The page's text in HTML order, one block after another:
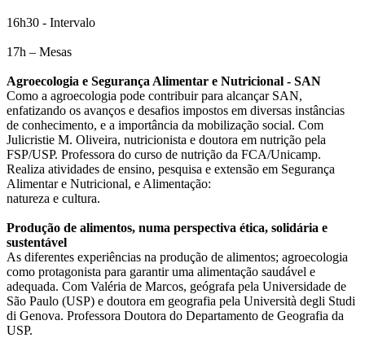
16h30 - Intervalo
17h – Mesas
Agroecologia e Segurança Alimentar e Nutricional - SAN
Como a agroecologia pode contribuir para alcançar SAN,
enfatizando os avanços e desafios impostos em diversas instâncias
de conhecimento, e a importância da mobilização social. Com
Julicristie M. Oliveira, nutricionista e doutora em nutrição pela
FSP/USP. Professora do curso de nutrição da FCA/Unicamp.
Realiza atividades de ensino, pesquisa e extensão em Segurança
Alimentar e Nutricional, e Alimentação:
natureza e cultura.
Produção de alimentos, numa perspectiva ética, solidária e
sustentável
As diferentes experiências na produção de alimentos; agroecologia
como protagonista para garantir uma alimentação saudável e
adequada. Com Valéria de Marcos, geógrafa pela Universidade de
São Paulo (USP) e doutora em geografia pela Università degli Studi
di Genova. Professora Doutora do Departamento de Geografia da
USP.